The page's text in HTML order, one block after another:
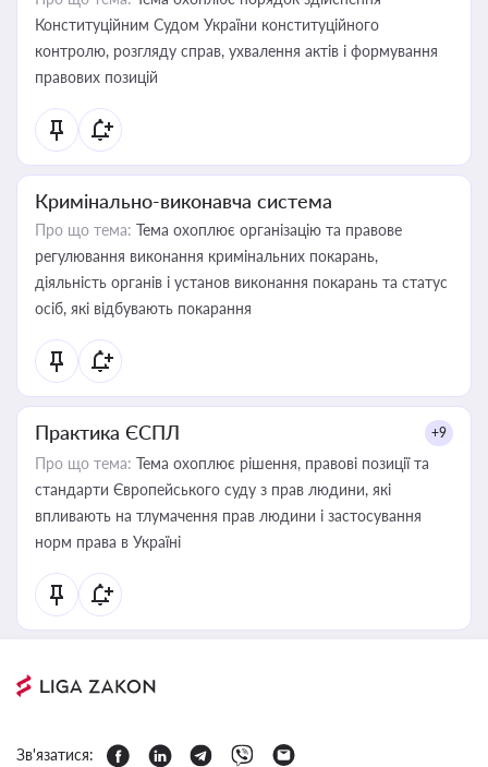
Конституційним Судом України конституційного
контролю, розгляду справ, ухвалення актів і формування
правових позицій
Кримінально-виконавча система
Про що тема: Тема охоплює організацію та правове
регулювання виконання кримінальних покарань,
діяльність органів і установ виконання покарань та статус
осіб, які відбувають покарання
Практика ЄСПЛ +9
Про що тема: Тема охоплює рішення, правові позиції та
стандарти Європейського суду з прав людини, які
впливають на тлумачення прав людини і застосування
норм права в Україні
Зв'язатися: